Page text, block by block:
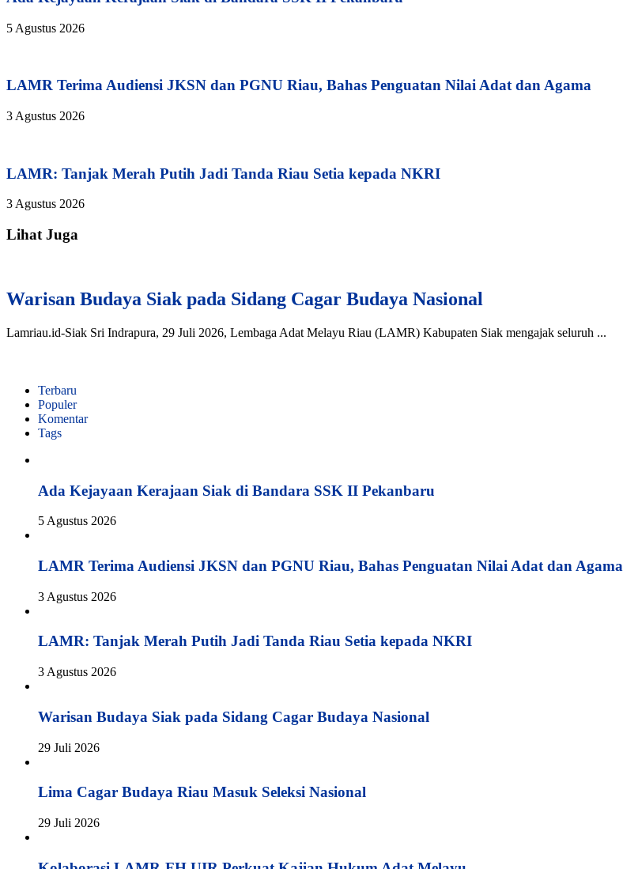
5 Agustus 2026
LAMR Terima Audiensi JKSN dan PGNU Riau, Bahas Penguatan Nilai Adat dan Agama
3 Agustus 2026
LAMR: Tanjak Merah Putih Jadi Tanda Riau Setia kepada NKRI
3 Agustus 2026
Lihat Juga
Warisan Budaya Siak pada Sidang Cagar Budaya Nasional
Lamriau.id-Siak Sri Indrapura, 29 Juli 2026, Lembaga Adat Melayu Riau (LAMR) Kabupaten Siak mengajak seluruh ...
Terbaru
Populer
Komentar
Tags
Ada Kejayaan Kerajaan Siak di Bandara SSK II Pekanbaru
5 Agustus 2026
LAMR Terima Audiensi JKSN dan PGNU Riau, Bahas Penguatan Nilai Adat dan Agama
3 Agustus 2026
LAMR: Tanjak Merah Putih Jadi Tanda Riau Setia kepada NKRI
3 Agustus 2026
Warisan Budaya Siak pada Sidang Cagar Budaya Nasional
29 Juli 2026
Lima Cagar Budaya Riau Masuk Seleksi Nasional
29 Juli 2026